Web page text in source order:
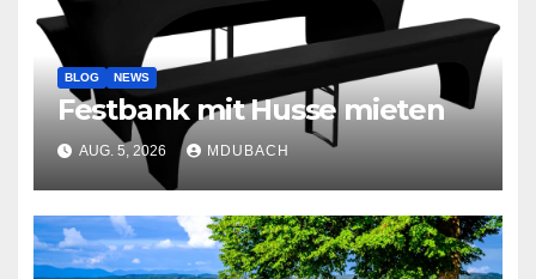
BLOG NEWS
Festbank mit Husse mieten
AUG. 5, 2026 MDUBACH